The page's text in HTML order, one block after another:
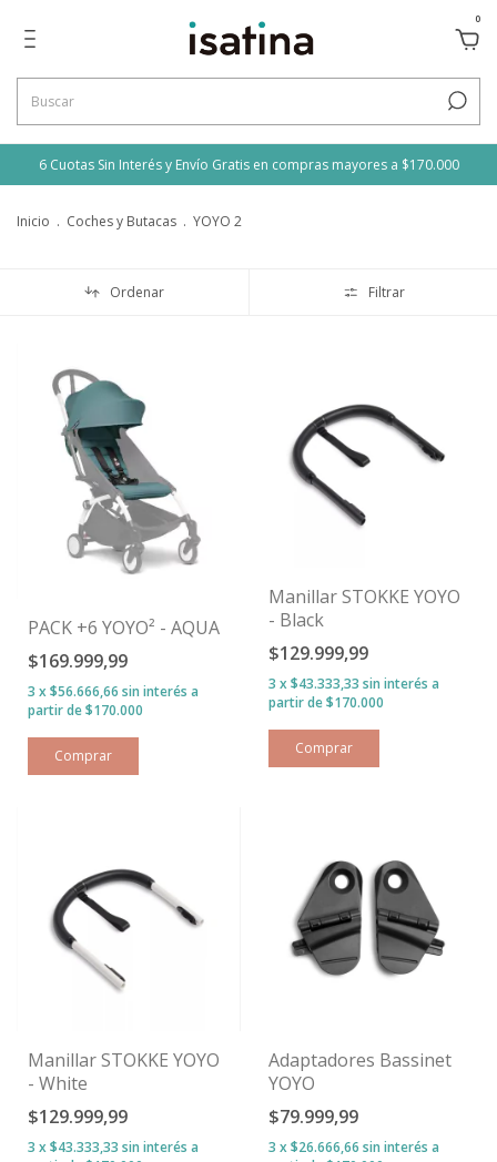
0
6 Cuotas Sin Interés y Envío Gratis en compras mayores a $170.000
Inicio . Coches y Butacas . YOYO 2
Ordenar Filtrar
PACK +6 YOYO² - AQUA
$169.999,99
3 x$56.666,66 sin interés
Manillar STOKKE YOYO
- Black
$129.999,99
3 x$43.333,33 sin interés
Manillar STOKKE YOYO
- White
$129.999,99
3 x$43.333,33 sin interés
Adaptadores Bassinet
YOYO
$79.999,99
3 x$26.666,66 sin interés